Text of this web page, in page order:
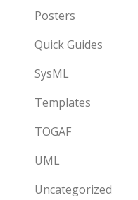
Posters
Quick Guides
SysML
Templates
TOGAF
UML
Uncategorized